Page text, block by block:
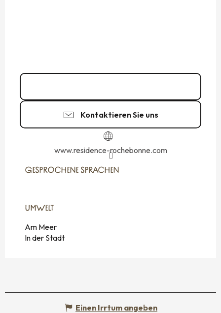
Kontaktieren Sie uns
www.residence-rochebonne.com
GESPROCHENE SPRACHEN
GESPROCHENE SPRACHEN
UMWELT
UMWELT
Am Meer
In der Stadt
Einen Irrtum angeben